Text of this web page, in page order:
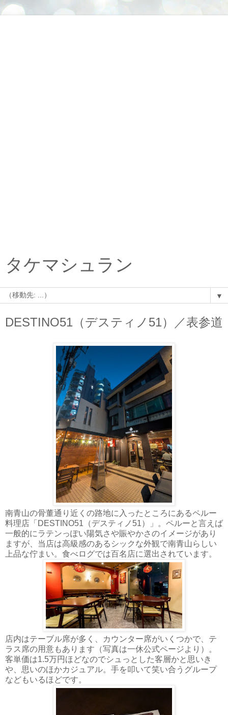
タケマシュラン
▼
DESTINO51（デスティノ51）／表参道
南青山の骨董通り近くの路地に入ったところにあるペルー
料理店「DESTINO51（デスティノ51）」。ペルーと言えば
一般的にラテンっぽい陽気さや賑やかさのイメージがあり
ますが、当店は高級感のあるシックな外観で南青山らしい
上品な佇まい。食べログでは百名店に選出されています。
店内はテーブル席が多く、カウンター席がいくつかで、テ
ラス席の用意もあります（写真は一休公式ページより）。
客単価は1.5万円ほどなのでシュっとした客層かと思いき
や、思いのほかカジュアル。手を叩いて笑い合うグループ
などもいるほどです。